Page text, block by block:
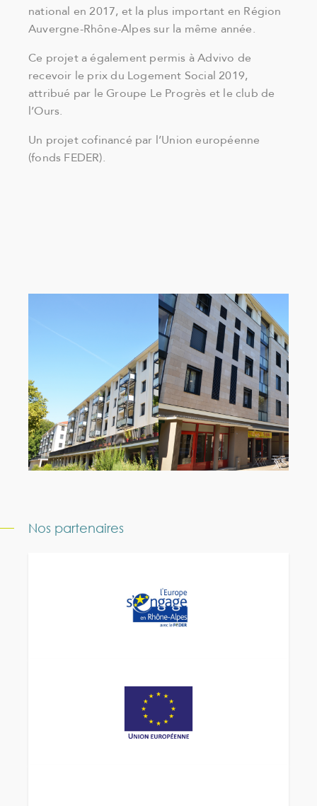
national en 2017, et la plus important en Région
Auvergne-Rhône-Alpes sur la même année.
Ce projet a également permis à Advivo de
recevoir le prix du Logement Social 2019,
attribué par le Groupe Le Progrès et le club de
l’Ours.
Un projet cofinancé par l’Union européenne
(fonds FEDER).
Nos partenaires